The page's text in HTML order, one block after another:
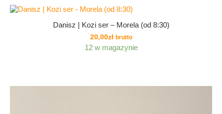
Danisz | Kozi ser – Morela (od 8:30)
20,00zł brutto
12 w magazynie